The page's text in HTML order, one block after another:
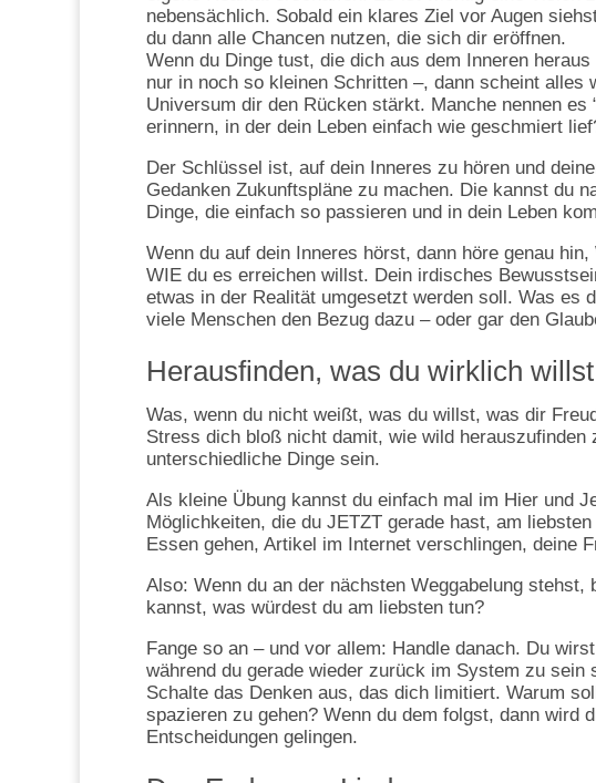
nebensächlich. Sobald ein klares Ziel vor Augen
du dann alle Chancen nutzen, die sich dir eröffnen.
Wenn du Dinge tust, die dich aus dem Inneren
nur in noch so kleinen Schritten –, dann scheint
Universum dir den Rücken stärkt. Manche nennen
erinnern, in der dein Leben einfach wie geschmiert
Der Schlüssel ist, auf dein Inneres zu hören und
Gedanken Zukunftspläne zu machen. Die kannst du
Dinge, die einfach so passieren und in dein Leben
Wenn du auf dein Inneres hörst, dann höre genau
WIE du es erreichen willst. Dein irdisches
etwas in der Realität umgesetzt werden soll. Was es
viele Menschen den Bezug dazu – oder gar den
Herausfinden, was du wirklich willst
Was, wenn du nicht weißt, was du willst, was dir
Stress dich bloß nicht damit, wie wild
unterschiedliche Dinge sein.
Als kleine Übung kannst du einfach mal im Hier und
Möglichkeiten, die du JETZT gerade hast, am
Essen gehen, Artikel im Internet verschlingen, deine
Also: Wenn du an der nächsten Weggabelung
kannst, was würdest du am liebsten tun?
Fange so an – und vor allem: Handle danach. Du
während du gerade wieder zurück im System zu
Schalte das Denken aus, das dich limitiert. Warum
spazieren zu gehen? Wenn du dem folgst, dann wird
Entscheidungen gelingen.